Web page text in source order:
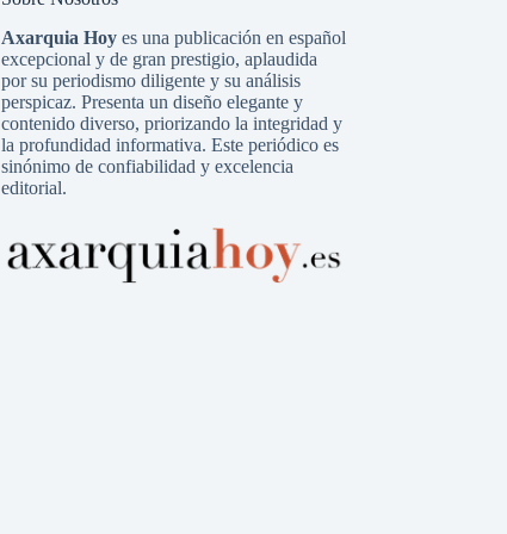
Axarquia Hoyes una publicación en español
excepcional y de gran prestigio, aplaudida
por su periodismo diligente y su análisis
perspicaz. Presenta un diseño elegante y
contenido diverso, priorizando la integridad y
la profundidad informativa. Este periódico es
sinónimo de confiabilidad y excelencia
editorial.